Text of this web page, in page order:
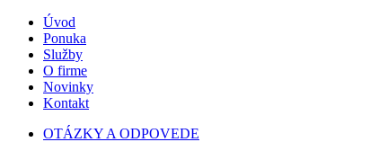
Úvod
Ponuka
Služby
O firme
Novinky
Kontakt
OTÁZKY A ODPOVEDE